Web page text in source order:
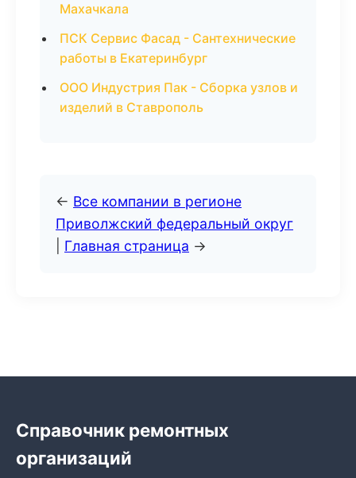
Махачкала
ПСК Сервис Фасад - Сантехнические
работы в Екатеринбург
ООО Индустрия Пак - Сборка узлов и
изделий в Ставрополь
← Все компании в регионе
Приволжский федеральный округ
Главная страница →
Справочник ремонтных
организаций